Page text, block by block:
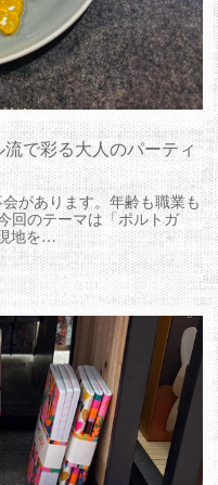
で彩る大人のパーティ
があります。年齢も職業も
回のテーマは「ポルトガ
地を…